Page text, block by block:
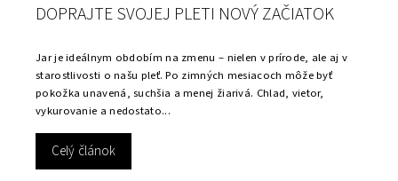
DOPRAJTE SVOJEJ PLETI NOVÝ ZAČIATOK
Jar je ideálnym obdobím na zmenu – nielen v prírode, ale aj v
starostlivosti o našu pleť. Po zimných mesiacoch môže byť
pokožka unavená, suchšia a menej žiarivá. Chlad, vietor,
vykurovanie a nedostato...
Celý článok